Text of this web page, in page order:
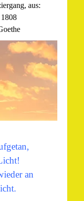
aus:
an